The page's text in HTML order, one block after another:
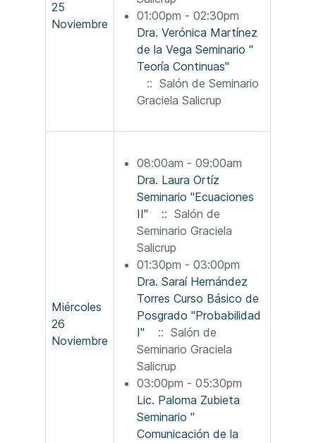
25
Noviembre
01:00pm - 02:30pm
Dra. Verónica Martínez
de la Vega Seminario "
Teoría Continuas"
:: Salón de Seminario
Graciela Salicrup
Miércoles
26
Noviembre
08:00am - 09:00am
Dra. Laura Ortíz
Seminario "Ecuaciones
II"
:: Salón de
Seminario Graciela
Salicrup
01:30pm - 03:00pm
Dra. Saraí Hernández
Torres Curso Básico de
Posgrado "Probabilidad
I"
:: Salón de
Seminario Graciela
Salicrup
03:00pm - 05:30pm
Lic. Paloma Zubieta
Seminario "
Comunicación de la